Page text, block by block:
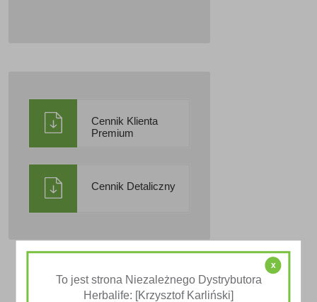
Cennik Klienta
Premium
Cennik Detaliczny
x
To jest strona Niezależnego Dystrybutora
Herbalife: [Krzysztof Karliński]